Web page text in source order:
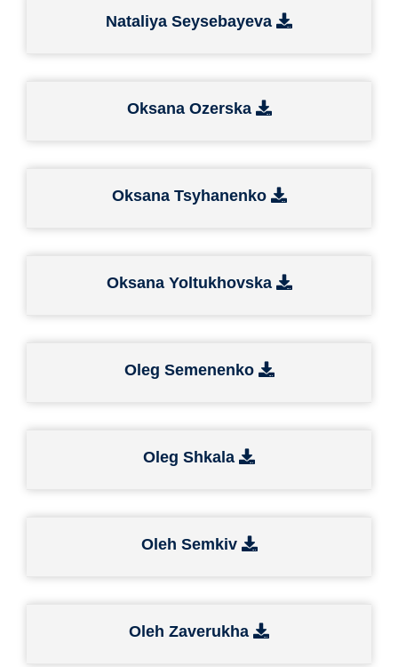
Nataliya Seysebayeva
Oksana Ozerska
Oksana Tsyhanenko
Oksana Yoltukhovska
Oleg Semenenko
Oleg Shkala
Oleh Semkiv
Oleh Zaverukha